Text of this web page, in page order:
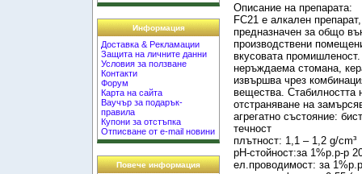
Информация
Доставка & Рекламации
Защита на личните данни
Условия за ползване
Контакти
Форум
Карта на сайта
Ваучър за подарък-
правила
Купони за отстъпка
Отписване от e-mail новини
Повече информация
Описание на препарата:
FC21 е алкален
предназначен за общо
производствени
вкусовата
неръждаема стомана,
извършва чрез
вещества. Стабилността
отстраняване на
агрегатно състояние:
течност
плътност: 1,1 – 1,2 g/cm³
рН-стойност:за 1%р.р-р
ел.проводимост: за